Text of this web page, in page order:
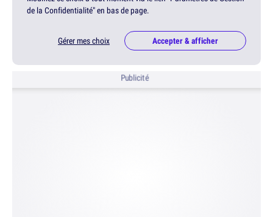
de la Confidentialité" en bas de page.
Gérer mes choix Accepter & afficher
Publicité